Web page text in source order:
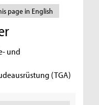
page in English
und
(TGA)